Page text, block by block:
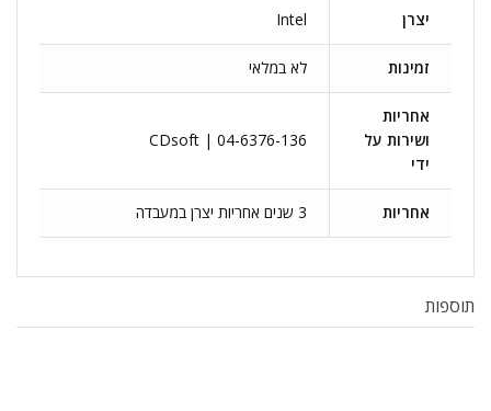
יצרן Intel
זמינות לא במלאי
אחריות
ושירות על
ידי
CDsoft | 04-6376-136
אחריות 3 שנים אחריות יצרן במעבדה
תוספות